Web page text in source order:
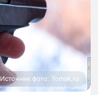
Источник фото: Tomsk.ru